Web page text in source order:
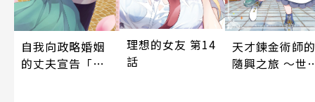
自我向政略婚姻
的丈夫宣告「不
理想的女友 第14
話
天才鍊金術師的
隨興之旅 ～世